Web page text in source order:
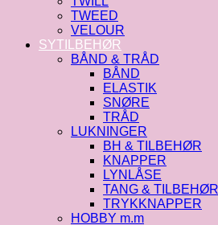
TWEED
VELOUR
SYTILBEHØR
BÅND & TRÅD
BÅND
ELASTIK
SNØRE
TRÅD
LUKNINGER
BH & TILBEHØR
KNAPPER
LYNLÅSE
TANG & TILBEHØR
TRYKKNAPPER
HOBBY m.m